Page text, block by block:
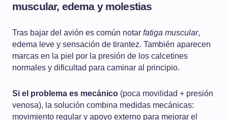
muscular, edema y molestias
Tras bajar del avión es común notar fatiga muscular,
edema leve y sensación de tirantez. También aparecen
marcas en la piel por la presión de los calcetines
normales y dificultad para caminar al principio.
Si el problema es mecánico (poca movilidad + presión
venosa), la solución combina medidas mecánicas:
movimiento regular y apoyo externo para mejorar el